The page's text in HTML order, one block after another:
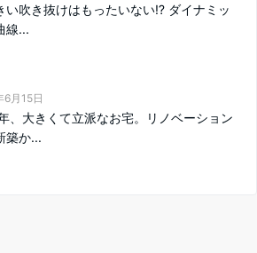
い吹き抜けはもったいない⁉︎ ダイナミッ
線...
6月15日
、大きくて立派なお宅。リノベーション
築か...